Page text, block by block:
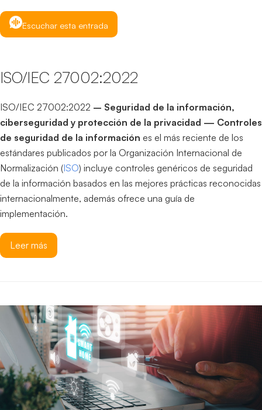
Escuchar esta entrada
ISO/IEC 27002:2022
ISO/IEC 27002:2022 – Seguridad de la información,
ciberseguridad y protección de la privacidad — Controles
de seguridad de la información es el más reciente de los
estándares publicados por la Organización Internacional de
Normalización (ISO) incluye controles genéricos de seguridad
de la información basados en las mejores prácticas reconocidas
internacionalmente, además ofrece una guía de
implementación.
Leer más